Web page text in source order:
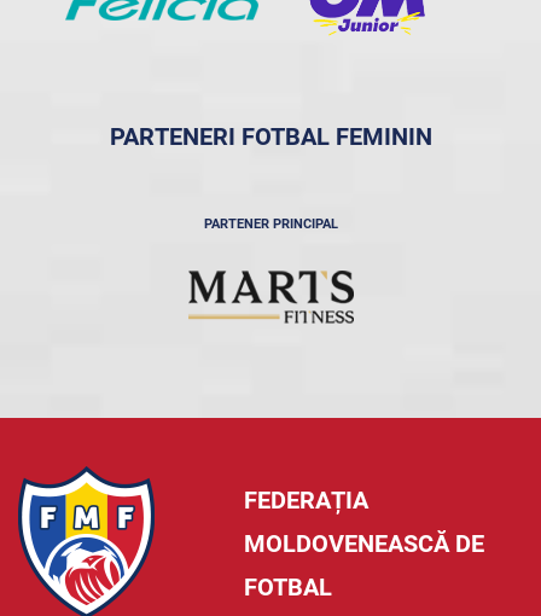
PARTENERI FOTBAL FEMININ
PARTENER PRINCIPAL
FEDERAȚIA
MOLDOVENEASCĂ DE
FOTBAL